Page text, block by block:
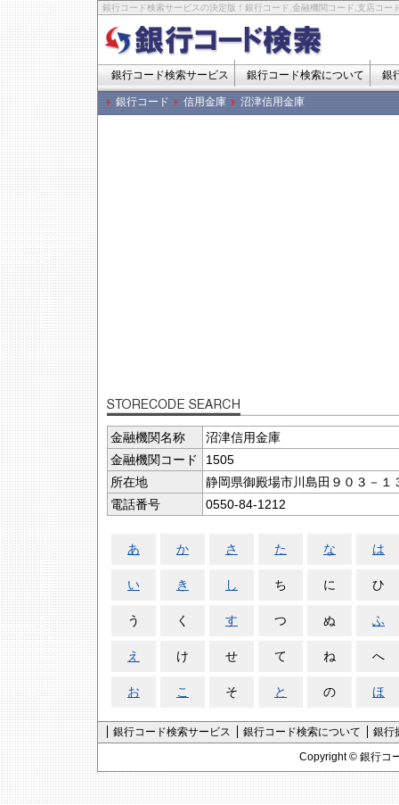
銀行コード検索サービスの決定版！銀行コード,金融機関コード,支店コー
銀行コード検索サービス 銀行コード検索について 銀
銀行コード 信用金庫 沼津信用金庫
金融機関名称
沼津信用金庫
金融機関コード
1505
所在地
静岡県御殿場市川島田９０３－１
電話番号
0550-84-1212
あ か さ た な は
い き し ち に ひ
う く す つ ぬ ふ
え け せ て ね へ
お こ そ と の ほ
銀行コード検索サービス 銀行コード検索について
銀行
Copyright © 銀行コ